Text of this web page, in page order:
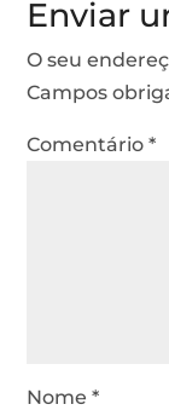
Enviar
O seu
Campos
Comentário*
Nome*